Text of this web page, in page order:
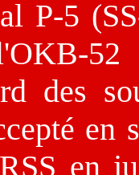
P-5
52
des
en
en